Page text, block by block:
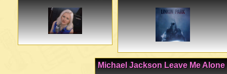
Michael Jackson Leave Me Alone